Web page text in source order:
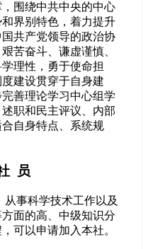
围绕中共中央的中心
界别特色，着力提升
共产党领导的政治协
苦奋斗、谦虚谨慎、
理性，勇于使命担
建设贯穿于自身建
善理论学习中心组学
职和民主评议、内部
自身特点、系统规
员
事科学技术工作以及
面的高、中级知识分
可以申请加入本社。